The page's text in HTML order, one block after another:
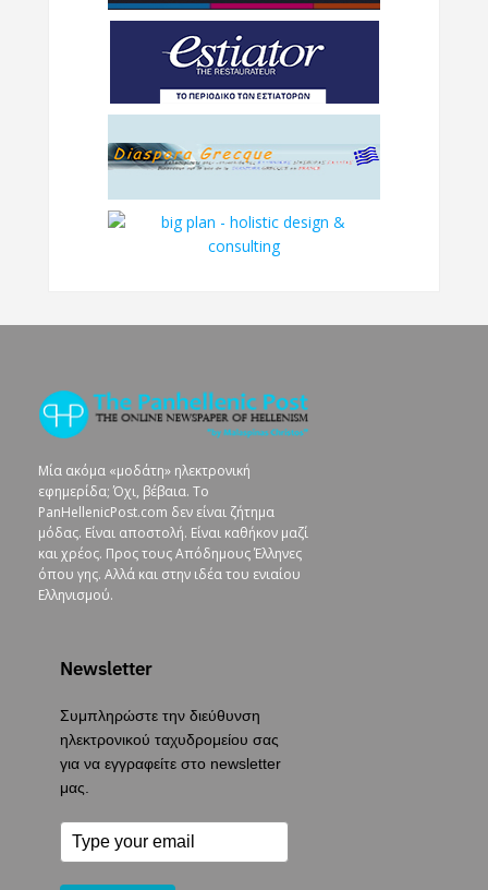
Μία ακόμα «μοδάτη» ηλεκτρονική
εφημερίδα; Όχι, βέβαια. To
PanHellenicPost.com δεν είναι ζήτημα
μόδας. Είναι αποστολή. Είναι καθήκον μαζί
και χρέος. Προς τους Απόδημους Έλληνες
όπου γης. Αλλά και στην ιδέα του ενιαίου
Ελληνισμού.
Newsletter
Συμπληρώστε την διεύθυνση
ηλεκτρονικού ταχυδρομείου σας
για να εγγραφείτε στο newsletter
μας.